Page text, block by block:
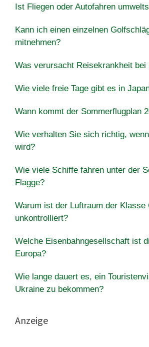
Ist Fliegen oder Autofahren
Kann ich einen einzelnen
mitnehmen?
Was verursacht Reisekrankheit bei
Wie viele freie Tage gibt es in
Wann kommt der Sommerflugplan
Wie verhalten Sie sich richtig,
wird?
Wie viele Schiffe fahren unter der
Flagge?
Warum ist der Luftraum der Klasse
unkontrolliert?
Welche Eisenbahngesellschaft ist
Europa?
Wie lange dauert es, ein
Ukraine zu bekommen?
Anzeige